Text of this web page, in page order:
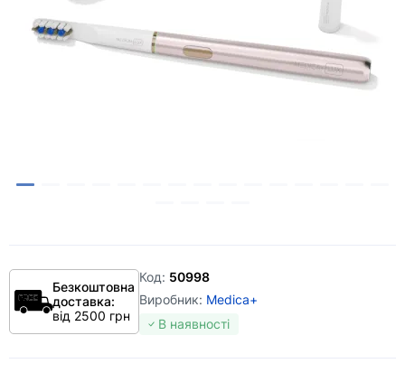
Безкоштовна
доставка:
від 2500 грн
Код: 50998
Виробник: Medica+
В наявності